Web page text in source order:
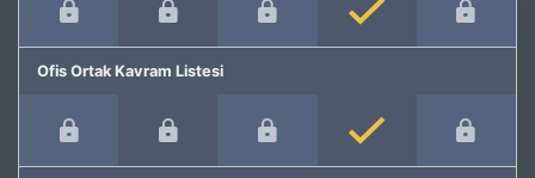
Ofis Ortak Kavram Listesi